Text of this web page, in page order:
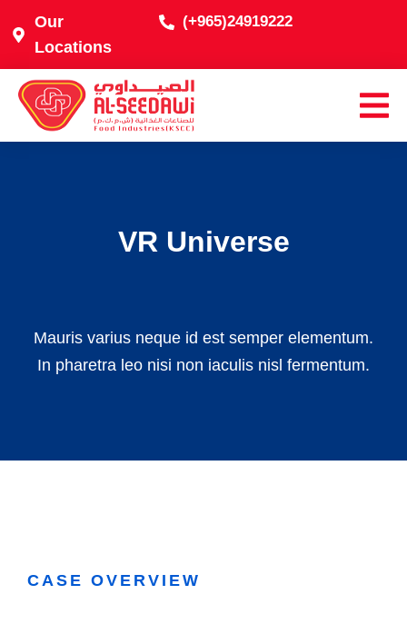
Our
Locations
(+965)24919222
VR Universe
Mauris varius neque id est semper elementum.
In pharetra leo nisi non iaculis nisl fermentum.
CASE OVERVIEW